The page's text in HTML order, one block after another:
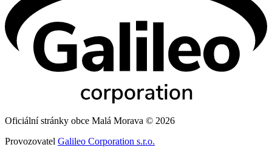
Oficiální stránky obce Malá Morava © 2026
Provozovatel Galileo Corporation s.r.o.